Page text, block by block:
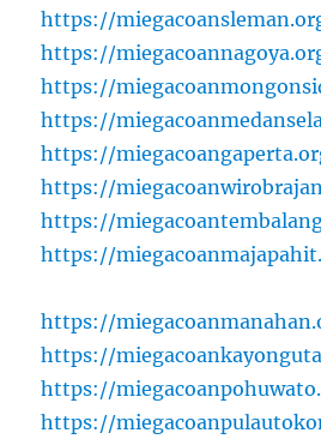
https://
https://
https://
https://
https://
https://
https://
https://
https://
https://
https://
https://